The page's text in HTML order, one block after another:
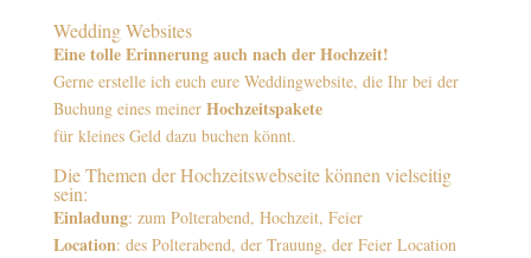
Wedding Websites
Eine tolle Erinnerung auch nach der Hochzeit!
Gerne erstelle ich euch eure Weddingwebsite, die Ihr bei der
Buchung eines meiner Hochzeitspakete
für kleines Geld dazu buchen könnt.
Die Themen der Hochzeitswebseite können vielseitig
sein:
Einladung: zum Polterabend, Hochzeit, Feier
Location: des Polterabend, der Trauung, der Feier Location